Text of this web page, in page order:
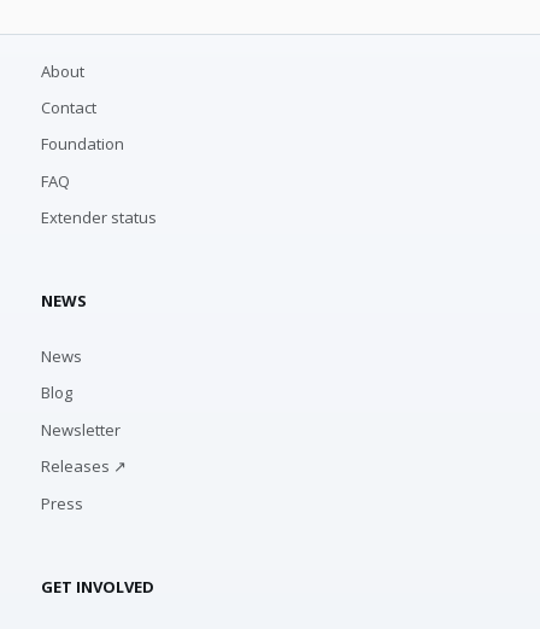
About
Contact
Foundation
FAQ
Extender status
NEWS
News
Blog
Newsletter
Releases ↗
Press
GET INVOLVED